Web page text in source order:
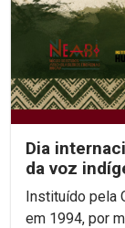
Dia
da voz
Instituído pela
em 1994, por